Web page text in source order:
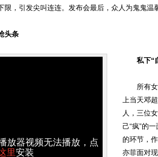
限，引发尖叫连连。发布会最后，众人为鬼鬼温
头条
放器视频无法播放，点
里安装
私下“自
所有女
上当天邓
人，三位
己“疯”的
的环节，
亦菲面对